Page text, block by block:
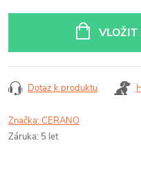
VLOŽIT
Dotaz k produktu
Značka:CERANO
Záruka: 5 let